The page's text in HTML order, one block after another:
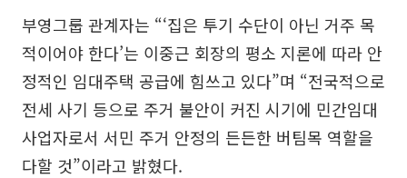
부영그룹 관계자는 “‘집은 투기 수단이 아닌 거주 목
적이어야 한다’는 이중근 회장의 평소 지론에 따라 안
정적인 임대주택 공급에 힘쓰고 있다”며 “전국적으로
전세 사기 등으로 주거 불안이 커진 시기에 민간임대
사업자로서 서민 주거 안정의 든든한 버팀목 역할을
다할 것”이라고 밝혔다.